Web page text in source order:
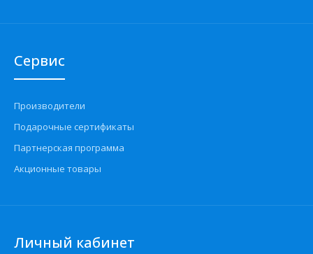
Сервис
Производители
Подарочные сертификаты
Партнерская программа
Акционные товары
Личный кабинет